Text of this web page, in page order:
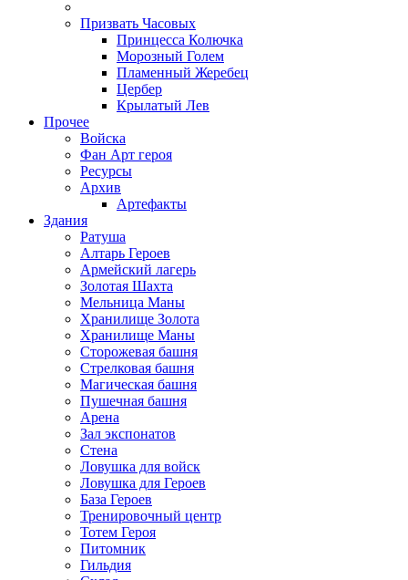
Призвать Часовых
Принцесса Колючка
Морозный Голем
Пламенный Жеребец
Цербер
Крылатый Лев
Прочее
Войска
Фан Арт героя
Ресурсы
Архив
Артефакты
Здания
Ратуша
Алтарь Героев
Армейский лагерь
Золотая Шахта
Мельница Маны
Хранилище Золота
Хранилище Маны
Сторожевая башня
Стрелковая башня
Магическая башня
Пушечная башня
Арена
Зал экспонатов
Стена
Ловушка для войск
Ловушка для Героев
База Героев
Тренировочный центр
Тотем Героя
Питомник
Гильдия